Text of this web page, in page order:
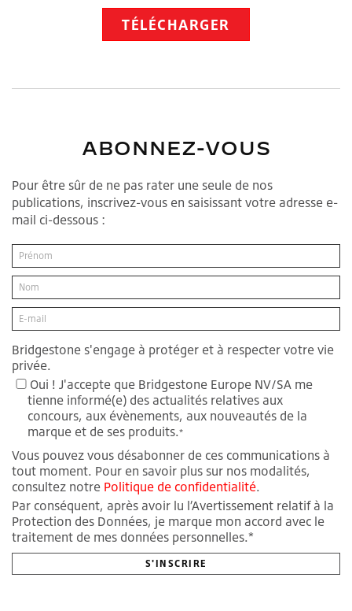
TÉLÉCHARGER
ABONNEZ-VOUS
Pour être sûr de ne pas rater une seule de nos
publications, inscrivez-vous en saisissant votre adresse e-
mail ci-dessous :
Bridgestone s'engage à protéger et à respecter votre vie
privée.
Oui ! J'accepte que Bridgestone Europe NV/SA me
tienne informé(e) des actualités relatives aux
concours, aux évènements, aux nouveautés de la
marque et de ses produits.*
Vous pouvez vous désabonner de ces communications à
tout moment. Pour en savoir plus sur nos modalités,
consultez notre Politique de confidentialité.
Par conséquent, après avoir lu l’Avertissement relatif à la
Protection des Données, je marque mon accord avec le
traitement de mes données personnelles.*